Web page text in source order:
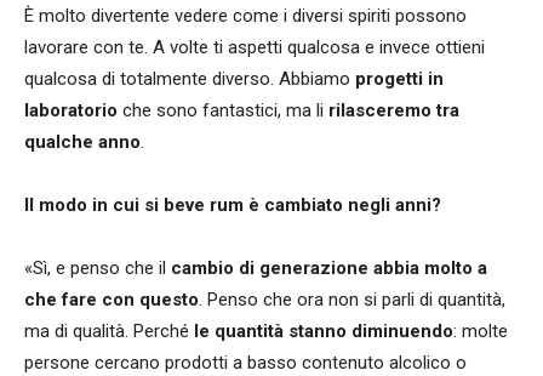
È molto divertente vedere come i diversi spiriti possono
lavorare con te. A volte ti aspetti qualcosa e invece ottieni
qualcosa di totalmente diverso. Abbiamo progetti in
laboratorio che sono fantastici, ma li rilasceremo tra
qualche anno.
Il modo in cui si beve rum è cambiato negli anni?
«Sì, e penso che il cambio di generazione abbia molto a
che fare con questo. Penso che ora non si parli di quantità,
ma di qualità. Perché le quantità stanno diminuendo: molte
persone cercano prodotti a basso contenuto alcolico o